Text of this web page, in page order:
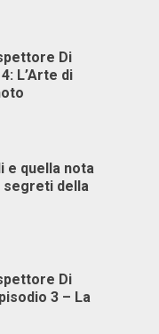
Di
L’Arte di
e quella nota
segreti della
Di
3 – La